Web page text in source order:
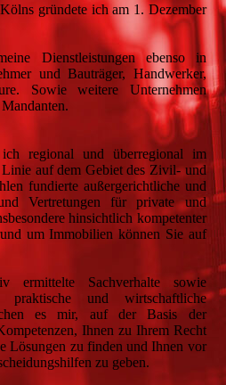
gründete ich am 1. Dezember
Dienstleistungen ebenso in
und Bauträger, Handwerker,
Sowie weitere Unternehmen
regional und überregional im
auf dem Gebiet des Zivil- und
fundierte außergerichtliche und
Vertretungen für private und
hinsichtlich kompetenter
um Immobilien können Sie auf
ermittelte Sachverhalte sowie
praktische und wirtschaftliche
es mir, auf der Basis der
Ihnen zu Ihrem Recht
Lösungen zu finden und Ihnen vor
zu geben.